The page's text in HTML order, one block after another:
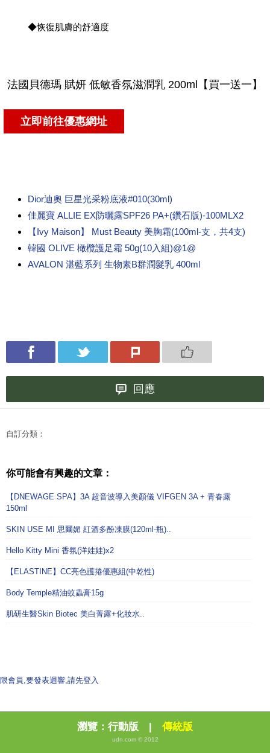
◆恢復肌膚的舒適度
Dior迪奧 巨星光采粉底液#010(30ml)
佳麗寶 ALLIE EX防曬露SPF26 PA+(鑽石版)-100MLX2
【Ivy Maison】 Must Beauty 美胸霜(100ml-支，共4支)
韓國 OLIVE 橄欖護足霜 50g(10入組)@1@
AVALON 湛藍系列 生物素B群潤髮乳 400ml
回應
自訂分類：
你可能會有興趣的文章：
【DNEWAGE SPA】3A 超音波導入美顏儀 VIFGEN 3A + 青春露
150ml
SKIN USE MI 思爾媚 紅酒多酚凍膜(120ml-瓶)..
Hello Kitty Mini 香氛(洋娃娃)x2
【ELASTINE】CC亮色護捲優惠組(中乾性)
Body Temple精油蚊蟲膏15g
肌研生醫Skin Biotec 美白菁露+化妝水..
限會員,要發表迴響,請先登入
瀏覽： 行動版 | 傳統版
udn.com © 2012